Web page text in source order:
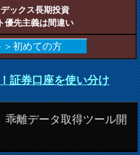
ックス長期投資
優先主義は間違い
＞初めての方
証券口座を使い分け
乖離データ取得ツール開